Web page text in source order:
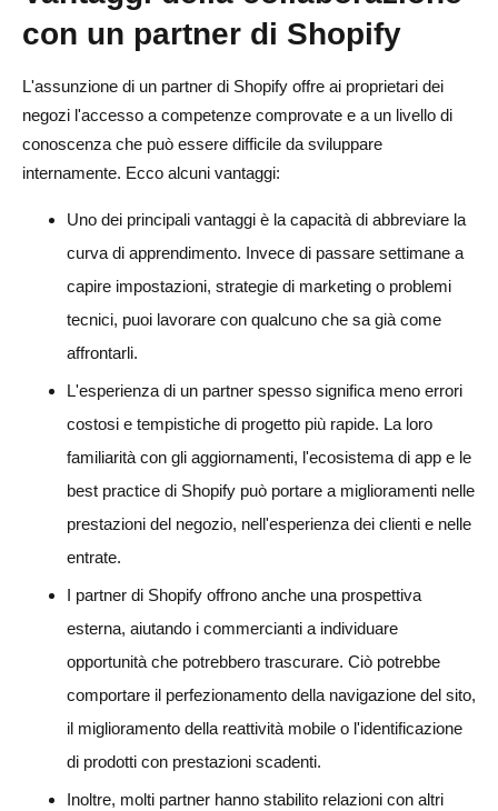
con un partner di Shopify
L'assunzione di un partner di Shopify offre ai proprietari dei
negozi l'accesso a competenze comprovate e a un livello di
conoscenza che può essere difficile da sviluppare
internamente. Ecco alcuni vantaggi:
Uno dei principali vantaggi è la capacità di abbreviare la
curva di apprendimento. Invece di passare settimane a
capire impostazioni, strategie di marketing o problemi
tecnici, puoi lavorare con qualcuno che sa già come
affrontarli.
L'esperienza di un partner spesso significa meno errori
costosi e tempistiche di progetto più rapide. La loro
familiarità con gli aggiornamenti, l'ecosistema di app e le
best practice di Shopify può portare a miglioramenti nelle
prestazioni del negozio, nell'esperienza dei clienti e nelle
entrate.
I partner di Shopify offrono anche una prospettiva
esterna, aiutando i commercianti a individuare
opportunità che potrebbero trascurare. Ciò potrebbe
comportare il perfezionamento della navigazione del sito,
il miglioramento della reattività mobile o l'identificazione
di prodotti con prestazioni scadenti.
Inoltre, molti partner hanno stabilito relazioni con altri